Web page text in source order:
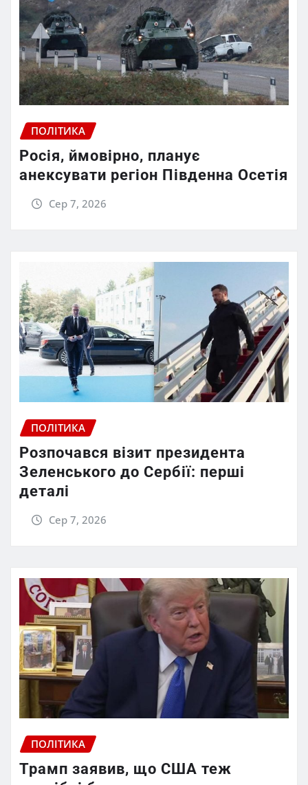
ПОЛІТИКА
Росія, ймовірно, планує
анексувати регіон Південна Осетія
Сер 7, 2026
ПОЛІТИКА
Розпочався візит президента
Зеленського до Сербії: перші
деталі
Сер 7, 2026
ПОЛІТИКА
Трамп заявив, що США теж